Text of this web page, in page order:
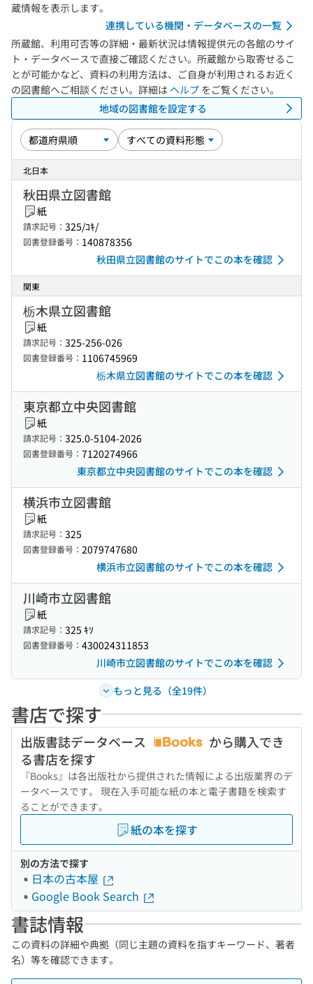
蔵情報を表示します。
連携している機関・データベースの一覧
所蔵館、利用可否等の詳細・最新状況は情報提供元の各館のサイ
ト・データベースで直接ご確認ください。所蔵館から取寄せるこ
とが可能かなど、資料の利用方法は、ご自身が利用されるお近く
の図書館へご相談ください。詳細は ヘルプ をご覧ください。
地域の図書館を設定する
北日本
秋田県立図書館
紙
請求記号： 325/ｺｷ/
図書登録番号： 140878356
秋田県立図書館のサイトでこの本を確認
関東
栃木県立図書館
紙
請求記号： 325-256-026
図書登録番号： 1106745969
栃木県立図書館のサイトでこの本を確認
東京都立中央図書館
紙
請求記号： 325.0-5104-2026
図書登録番号： 7120274966
東京都立中央図書館のサイトでこの本を確認
横浜市立図書館
紙
請求記号： 325
図書登録番号： 2079747680
横浜市立図書館のサイトでこの本を確認
川崎市立図書館
紙
請求記号： 325 ｷｿ
図書登録番号： 430024311853
川崎市立図書館のサイトでこの本を確認
もっと見る（全19件）
書店で探す
出版書誌データベース
から購入でき
る書店を探す
『Books』は各出版社から提供された情報による出版業界のデ
ータベースです。 現在入手可能な紙の本と電子書籍を検索す
ることができます。
紙の本を探す
別の方法で探す
日本の古本屋
Google Book Search
書誌情報
この資料の詳細や典拠（同じ主題の資料を指すキーワード、著者
名）等を確認できます。